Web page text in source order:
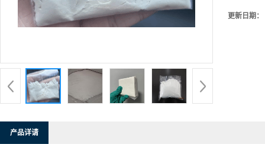
更新日期：
产品详请